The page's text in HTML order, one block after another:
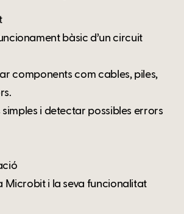
bàsic d’un circuit
components com cables, piles,
i detectar possibles errors
Microbit i la seva funcionalitat